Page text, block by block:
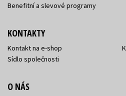
Benefitní a slevové programy
KONTAKTY
Kontakt na e-shop
Sídlo společnosti
O NÁS